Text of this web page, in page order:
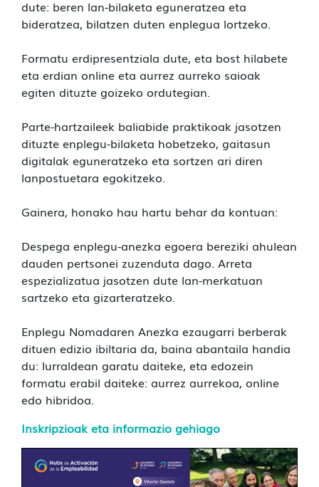
dute: beren lan-bilaketa eguneratzea eta
bideratzea, bilatzen duten enplegua lortzeko.
Formatu erdipresentziala dute, eta bost hilabete
eta erdian online eta aurrez aurreko saioak
egiten dituzte goizeko ordutegian.
Parte-hartzaileek baliabide praktikoak jasotzen
dituzte enplegu-bilaketa hobetzeko, gaitasun
digitalak eguneratzeko eta sortzen ari diren
lanpostuetara egokitzeko.
Gainera, honako hau hartu behar da kontuan:
Despega enplegu-anezka egoera bereziki ahulean
dauden pertsonei zuzenduta dago. Arreta
espezializatua jasotzen dute lan-merkatuan
sartzeko eta gizarteratzeko.
Enplegu Nomadaren Anezka ezaugarri berberak
dituen edizio ibiltaria da, baina abantaila handia
du: lurraldean garatu daiteke, eta edozein
formatu erabil daiteke: aurrez aurrekoa, online
edo hibridoa.
Inskripzioak eta informazio gehiago